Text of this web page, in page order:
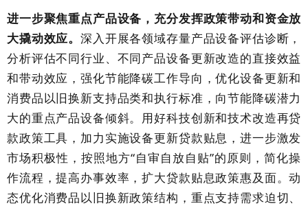
进一步聚焦重点产品设备，充分发挥政策带动和资金放
大撬动效应。深入开展各领域存量产品设备评估诊断，
分析评估不同行业、不同产品设备更新改造的直接效益
和带动效应，强化节能降碳工作导向，优化设备更新和
消费品以旧换新支持品类和执行标准，向节能降碳潜力
大的重点产品设备倾斜。用好科技创新和技术改造再贷
款政策工具，加力实施设备更新贷款贴息，进一步激发
市场积极性，按照地方“自审自放自贴”的原则，简化操
作流程，提高办事效率，扩大贷款贴息政策惠及面。动
态优化消费品以旧换新政策结构，重点支持需求迫切、